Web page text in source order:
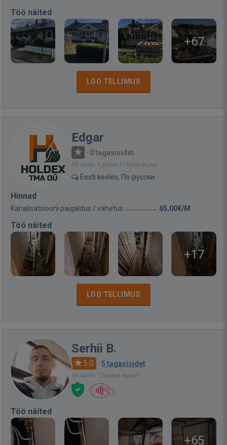
Töö näited
+67
LOO TELLIMUS
Edgar
· 0 tagasisidet
Oli saidil: 1 päeva 17 tundi tagasi
Eesti keeles, По-русски
Hinnad
Kanalisatsiooni paigaldus / vahetus 65,00€/M
Töö näited
+17
LOO TELLIMUS
Serhii B.
5.0 · 5 tagasisidet
Oli saidil: 12 päeva tagasi
Töö näited
+65